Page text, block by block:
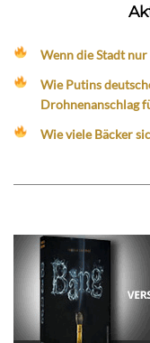
Wenn die Stadt
Wie Putins
Drohnenanschlag
Wie viele Bäcker